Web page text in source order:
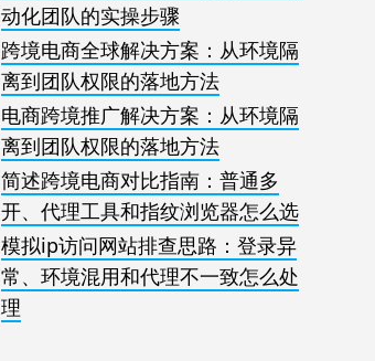
动化团队的实操步骤
跨境电商全球解决方案：从环境隔
离到团队权限的落地方法
电商跨境推广解决方案：从环境隔
离到团队权限的落地方法
简述跨境电商对比指南：普通多
开、代理工具和指纹浏览器怎么选
模拟ip访问网站排查思路：登录异
常、环境混用和代理不一致怎么处
理